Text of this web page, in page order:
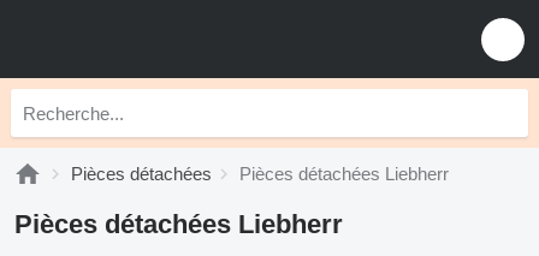
Pièces détachées Pièces détachées Liebherr
Pièces détachées Liebherr